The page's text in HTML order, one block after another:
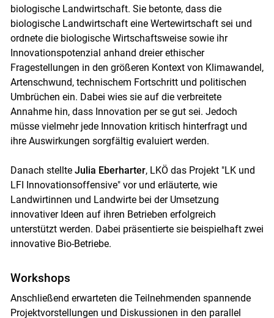
biologische Landwirtschaft. Sie betonte, dass die
biologische Landwirtschaft eine Wertewirtschaft sei und
ordnete die biologische Wirtschaftsweise sowie ihr
Innovationspotenzial anhand dreier ethischer
Fragestellungen in den größeren Kontext von Klimawandel,
Artenschwund, technischem Fortschritt und politischen
Umbrüchen ein. Dabei wies sie auf die verbreitete
Annahme hin, dass Innovation per se gut sei. Jedoch
müsse vielmehr jede Innovation kritisch hinterfragt und
ihre Auswirkungen sorgfältig evaluiert werden.
Danach stellte Julia Eberharter, LKÖ das Projekt "LK und
LFI Innovationsoffensive" vor und erläuterte, wie
Landwirtinnen und Landwirte bei der Umsetzung
innovativer Ideen auf ihren Betrieben erfolgreich
unterstützt werden. Dabei präsentierte sie beispielhaft zwei
innovative Bio-Betriebe.
Workshops
Anschließend erwarteten die Teilnehmenden spannende
Projektvorstellungen und Diskussionen in den parallel